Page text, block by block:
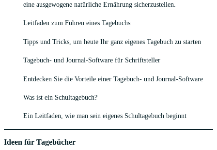
eine ausgewogene natürliche Ernährung sicherzustellen.
Leitfaden zum Führen eines Tagebuchs
Tipps und Tricks, um heute Ihr ganz eigenes Tagebuch zu starten
Tagebuch- und Journal-Software für Schriftsteller
Entdecken Sie die Vorteile einer Tagebuch- und Journal-Software
Was ist ein Schultagebuch?
Ein Leitfaden, wie man sein eigenes Schultagebuch beginnt
Ideen für Tagebücher